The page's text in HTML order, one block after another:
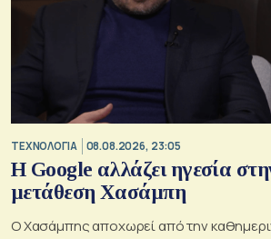
ΤΕΧΝΟΛΟΓΙΑ 08.08.2026, 23:05
Η Google αλλάζει ηγεσία
μετάθεση Χασάμπη
Ο Χασάμπης αποχωρεί από την